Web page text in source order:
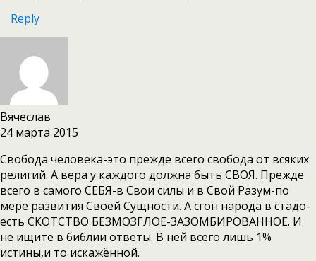
Reply
Вячеслав
24 марта 2015
Свобода человека-это прежде всего свобода от всяких
религий. А вера у каждого должна быть СВОЯ. Прежде
всего в самого СЕБЯ-в Свои силы и в Свой Разум-по
мере развития Своей Сущности. А сгон народа в стадо-
есть СКОТСТВО БЕЗМОЗГЛОЕ-ЗАЗОМБИРОВАННОЕ. И
не ищите в библии ответы. В ней всего лишь 1%
истины,и то искажённой.